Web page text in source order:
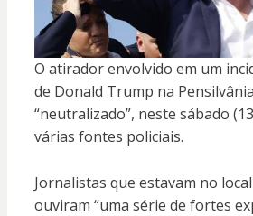
O atirador envolvido em um
de Donald Trump na
“neutralizado”, neste sábado
várias fontes policiais.
Jornalistas que estavam no
ouviram “uma série de fortes